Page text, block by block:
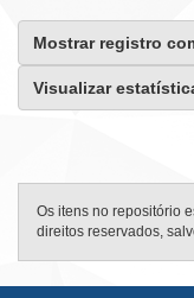
Mostrar registro
Visualizar
Os itens no repositório
direitos reservados,